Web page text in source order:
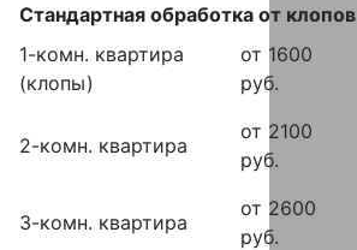
Стандартная обработка от
1-комн. квартира
(клопы)
от 1600
руб.
2-комн. квартира
от 2100
руб.
3-комн. квартира
от 2600
руб.